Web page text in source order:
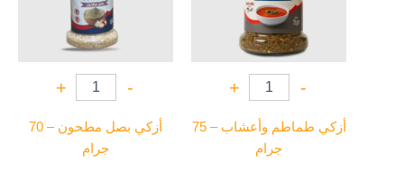
-
+
أزكي طماطم وأعشاب – 75
جرام
-
+
أزكي بصل مطحون – 70
جرام